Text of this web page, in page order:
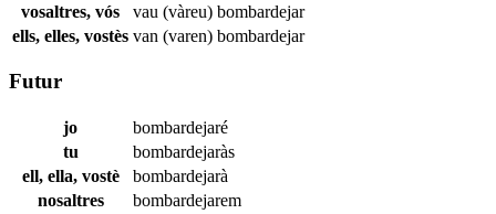
vosaltres, vós
vau (vàreu) bombardejar
ells, elles, vostès van (varen) bombardejar
Futur
jo
bombardejaré
tu
bombardejaràs
ell, ella, vostè
bombardejarà
nosaltres
bombardejarem